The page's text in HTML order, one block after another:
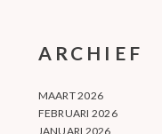
ARCHIEF
MAART 2026
FEBRUARI 2026
JANUARI 2026